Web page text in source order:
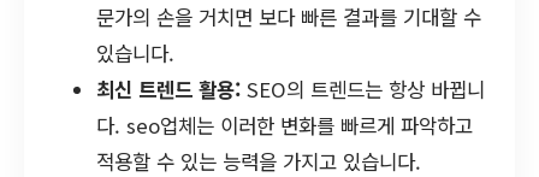
문가의 손을 거치면 보다 빠른 결과를 기대할 수
있습니다.
최신 트렌드 활용: SEO의 트렌드는 항상 바뀝니
다. seo업체는 이러한 변화를 빠르게 파악하고
적용할 수 있는 능력을 가지고 있습니다.